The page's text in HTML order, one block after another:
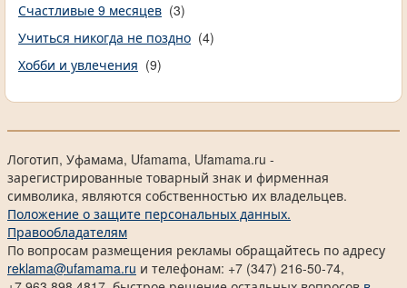
Счастливые 9 месяцев (3)
Учиться никогда не поздно (4)
Хобби и увлечения (9)
Логотип, Уфамама, Ufamama, Ufamama.ru -
зарегистрированные товарный знак и фирменная
символика, являются собственностью их владельцев.
Положение о защите персональных данных.
Правообладателям
По вопросам размещения рекламы обращайтесь по адресу
reklama@ufamama.ru и телефонам: +7 (347) 216-50-74,